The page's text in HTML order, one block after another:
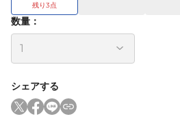
数量：
シェアする